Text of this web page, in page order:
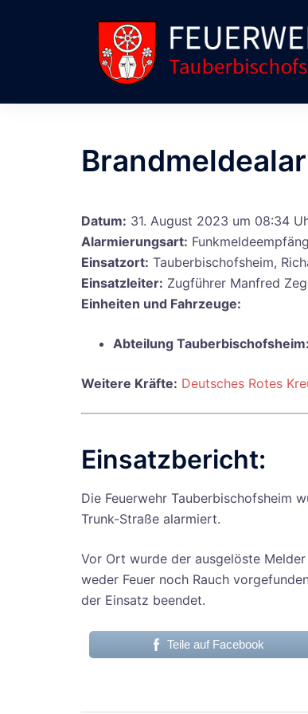
Datum: 31. August 2023 um 08:34
Alarmierungsart:
Einsatzort: Tauberbischofsheim,
Einsatzleiter: Zugführer Manfred
Einheiten und Fahrzeuge:
Abteilung Tauberbischofsheim:
Weitere Kräfte: Deutsches Rotes
Einsatzbericht:
Die Feuerwehr Tauberbischofsheim
Trunk-Straße alarmiert.
Vor Ort wurde der ausgelöste
weder Feuer noch Rauch
der Einsatz beendet.
Teile auf Facebook